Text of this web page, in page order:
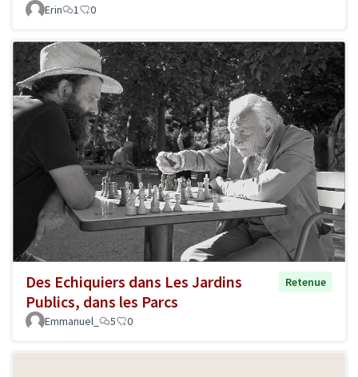
Erin
1 0
Des Echiquiers dans Les Jardins
Publics, dans les Parcs
Retenue
Emmanuel_ 5 0